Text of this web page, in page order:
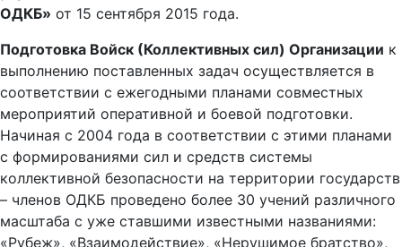
ОДКБ» от 15 сентября 2015 года.
Подготовка Войск (Коллективных сил) Организации к
выполнению поставленных задач осуществляется в
соответствии с ежегодными планами совместных
мероприятий оперативной и боевой подготовки.
Начиная с 2004 года в соответствии с этими планами
с формированиями сил и средств системы
коллективной безопасности на территории государств
– членов ОДКБ проведено более 30 учений различного
масштаба с уже ставшими известными названиями:
«Рубеж», «Взаимодействие», «Нерушимое братство»,